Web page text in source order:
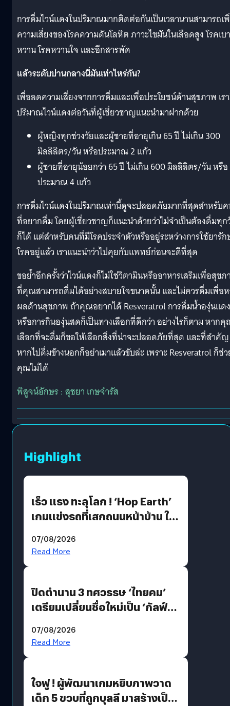
การดื่มไวน์แดงในปริมาณมากติดต่อกันเป็นเวลานานสามารถเ
ความเสี่ยงของโรคความดันโลหิต ภาวะไขมันในเลือดสูง โรคเบา
หวาน โรคหวานใจ และอีกสารพัด
แล้วระดับปานกลางนี่มันเท่าไหร่กัน?
เพื่อลดความเสี่ยงจากการดื่มและเพื่อประโยชน์ด้านสุขภาพ เร
ปริมาณไวน์แดงต่อวันที่ผู้เชี่ยวชาญแนะนำมาฝากด้วย
ผู้หญิงทุกช่วงวัยและผู้ชายที่อายุเกิน 65 ปี ไม่เกิน 300
มิลลิลิตร/วัน หรือประมาณ 2 แก้ว
ผู้ชายที่อายุน้อยกว่า 65 ปี ไม่เกิน 600 มิลลิลิตร/วัน หรือ
ประมาณ 4 แก้ว
การดื่มไวน์แดงในปริมาณเท่านี้ดูจะปลอดภัยมากที่สุดสำหรับ
ที่อยากดื่ม โดยผู้เชี่ยวชาญก็แนะนำด้วยว่าไม่จำเป็นต้องดื่มทุก
ก็ได้ แต่สำหรับคนที่มีโรคประจำตัวหรืออยู่ระหว่างการใช้ยารัก
โรคอยู่แล้ว เราแนะนำว่าไปคุยกับแพทย์ก่อนจะดีที่สุด
ขอย้ำอีกครั้งว่าไวน์แดงก็ไม่ใช่วิตามินหรืออาหารเสริมเพื่อสุข
ที่คุณสามารถดื่มได้อย่างสบายใจขนาดนั้น และไม่ควรดื่มเพื่อ
ผลด้านสุขภาพ ถ้าคุณอยากได้ Resveratrol การดื่มน้ำองุ่นแดง
หรือการกินองุ่นสดก็เป็นทางเลือกที่ดีกว่า อย่างไรก็ตาม หาก
เลือกที่จะดื่มก็ขอให้เลือกสิ่งที่น่าจะปลอดภัยที่สุด และที่สำคัญ
หากไปดื่มข้างนอกก็อย่าเมาแล้วขับล่ะ เพราะ Resveratrol ก็ช่
คุณไม่ได้
พิสูจน์อักษร : สุชยา เกษจำรัส
Highlight
เร็ว แรง ทะลุโลก ! ‘Hop Earth’
เกมแข่งรถที่เสกถนนหน้าบ้าน ให้
07/08/2026
Read More
ปิดตำนาน 3 ทศวรรษ ‘ไทยคม’
เตรียมเปลี่ยนชื่อใหม่เป็น ‘กัลฟ์
อวกาศเต็มสูบ
07/08/2026
Read More
ใจฟู ! ผู้พัฒนาเกมหยิบภาพวาด
เด็ก 5 ขวบที่ถูกบุลลี มาสร้างเป็น